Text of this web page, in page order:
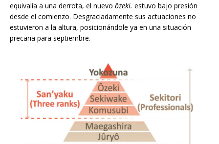
equivalía a una derrota, el nuevo ôzeki. estuvo bajo presión
desde el comienzo. Desgraciadamente sus actuaciones no
estuvieron a la altura, posicionándole ya en una situación
precaria para septiembre.